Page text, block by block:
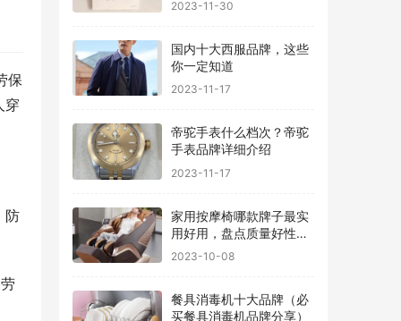
保
穿
防
2023-11-30
国内十大西服品牌，这些
你一定知道
2023-11-17
帝驼手表什么档次？帝驼
手表品牌详细介绍
2023-11-17
家用按摩椅哪款牌子最实
用好用，盘点质量好性价
比高的品牌
2023-10-08
餐具消毒机十大品牌（必
买餐具消毒机品牌分享）